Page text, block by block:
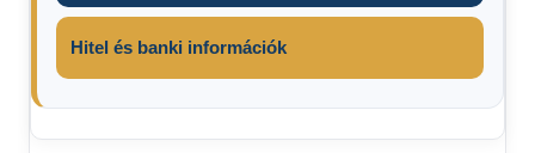
Hitel és banki információk